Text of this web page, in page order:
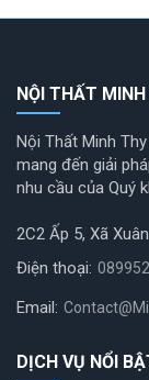
NỘI THẤT
Nội Thất Minh
mang đến giải
nhu cầu của Quý
2C2 Ấp 5, Xã
Điện thoại:
Email:
DỊCH VỤ NỔI